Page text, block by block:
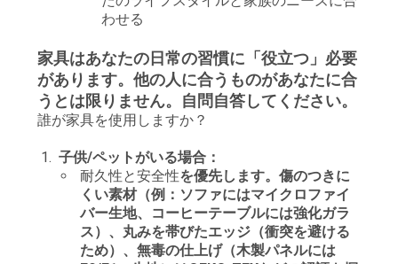
わせる
家具はあなたの日常の習慣に「役立つ」必要
があります。他の人に合うものがあなたに合
うとは限りません。自問自答してください。
誰が家具を使用しますか？
子供/ペットがいる場合：
耐久性と安全性を優先します。傷のつきに
くい素材（例：ソファにはマイクロファイ
バー生地、コーヒーテーブルには強化ガラ
ス）、丸みを帯びたエッジ（衝突を避ける
ため）、無毒の仕上げ（木製パネルには